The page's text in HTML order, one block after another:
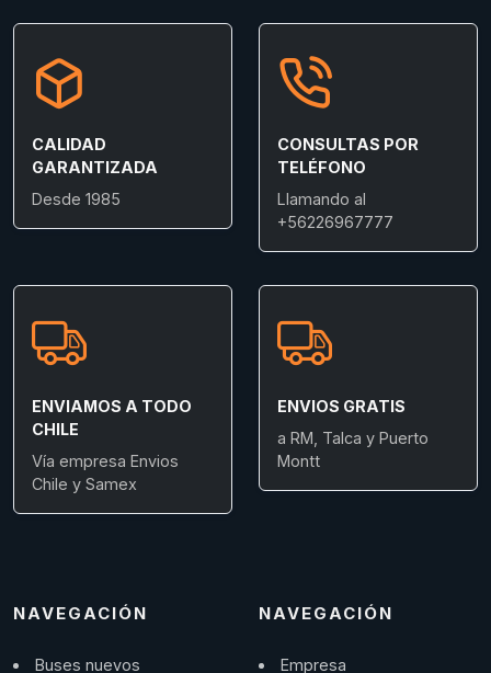
CALIDAD
GARANTIZADA
Desde 1985
CONSULTAS POR
TELÉFONO
Llamando al
+56226967777
ENVIAMOS A TODO
CHILE
Vía empresa Envios
Chile y Samex
ENVIOS GRATIS
a RM, Talca y Puerto
Montt
NAVEGACIÓN
Buses nuevos
NAVEGACIÓN
Empresa